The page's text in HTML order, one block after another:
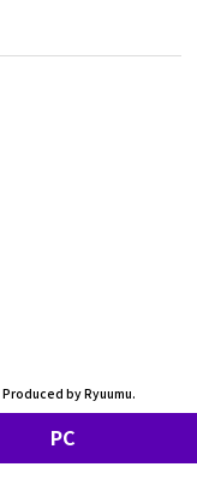
Produced by Ryuumu.
PC